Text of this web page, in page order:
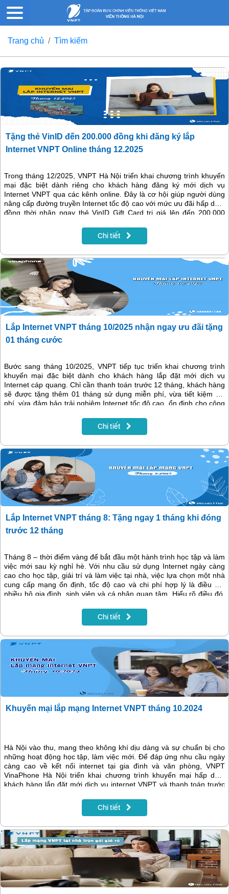
Trang chủ Tìm kiếm
Tặng thẻ VinID đến 200.000 đồng khi đăng ký lắp
Internet VNPT Online tháng 12.2025
Trong tháng 12/2025, VNPT Hà Nội triển khai chương trình khuyến
mại đặc biệt dành riêng cho khách hàng đăng ký mới dịch vụ
Internet VNPT qua các kênh online. Đây là cơ hội giúp người dùng
nâng cấp đường truyền Internet tốc độ cao với mức ưu đãi hấp dẫn,
đồng thời nhận ngay thẻ VinID Gift Card trị giá lên đến 200.000
Chi tiết
Lắp Internet VNPT tháng 10/2025 nhận ngay ưu đãi tặng
01 tháng cước
Bước sang tháng 10/2025, VNPT tiếp tục triển khai chương trình
khuyến mại đặc biệt dành cho khách hàng lắp đặt mới dịch vụ
Internet cáp quang. Chỉ cần thanh toán trước 12 tháng, khách hàng
sẽ được tặng thêm 01 tháng sử dụng miễn phí, vừa tiết kiệm chi
phí, vừa đảm bảo trải nghiệm Internet tốc độ cao, ổn định cho công
Chi tiết
Lắp Internet VNPT tháng 8: Tặng ngay 1 tháng khi đóng
trước 12 tháng
Tháng 8 – thời điểm vàng để bắt đầu một hành trình học tập và làm
việc mới sau kỳ nghỉ hè. Với nhu cầu sử dụng Internet ngày càng
cao cho học tập, giải trí và làm việc tại nhà, việc lựa chọn một nhà
cung cấp mạng ổn định, tốc độ cao và chi phí hợp lý là điều mà
nhiều hộ gia đình, sinh viên và cá nhân quan tâm. Hiểu rõ điều đó,
8: Tặng thêm 1 tháng sử dụng miễn phí khi khách hàng đóng trước
Chi tiết
Khuyến mại lắp mạng Internet VNPT tháng 10.2024
Hà Nội vào thu, mang theo không khí dịu dàng và sự chuẩn bị cho
những hoạt động học tập, làm việc mới. Để đáp ứng nhu cầu ngày
càng cao về kết nối internet tại gia đình và văn phòng, VNPT
VinaPhone Hà Nội triển khai chương trình khuyến mại hấp dẫn,
khách hàng lắp đặt mới dịch vụ internet VNPT và thanh toán trước
hội tuyệt vời để sở hữu đường truyền internet chất lượng cao, ổn
Chi tiết